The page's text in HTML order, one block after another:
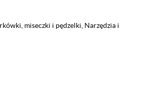
miseczki i pędzelki, Narzędzia i